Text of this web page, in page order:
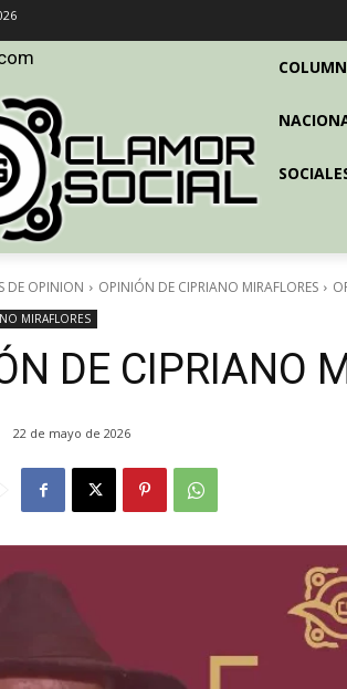
DE OPINION OPINIÓN DE CIPRIANO MIRAFLORES
MIRAFLORES
DE CIPRIANO
22 de mayo de 2026